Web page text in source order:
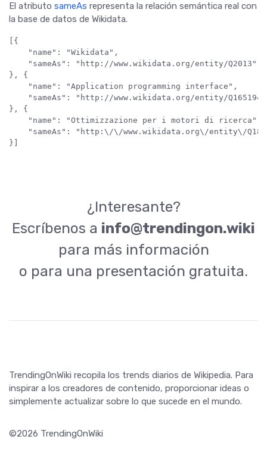
El atributo sameAs representa la relación semántica real con
la base de datos de Wikidata.
[{
    "name": "Wikidata",
    "sameAs": "http://www.wikidata.org/entity/Q2013"
}, {
    "name": "Application programming interface",
    "sameAs": "http://www.wikidata.org/entity/Q165194"
}, {
    "name": "Ottimizzazione per i motori di ricerca",
"sameAs": "http:\/\/www.wikidata.org\/entity\/
}]
¿Interesante?
Escríbenos a info@trendingon.wiki
para más información
o para una presentación gratuita.
TrendingOnWiki recopila los trends diarios de Wikipedia. Para
inspirar a los creadores de contenido, proporcionar ideas o
simplemente actualizar sobre lo que sucede en el mundo.
©2026 TrendingOnWiki